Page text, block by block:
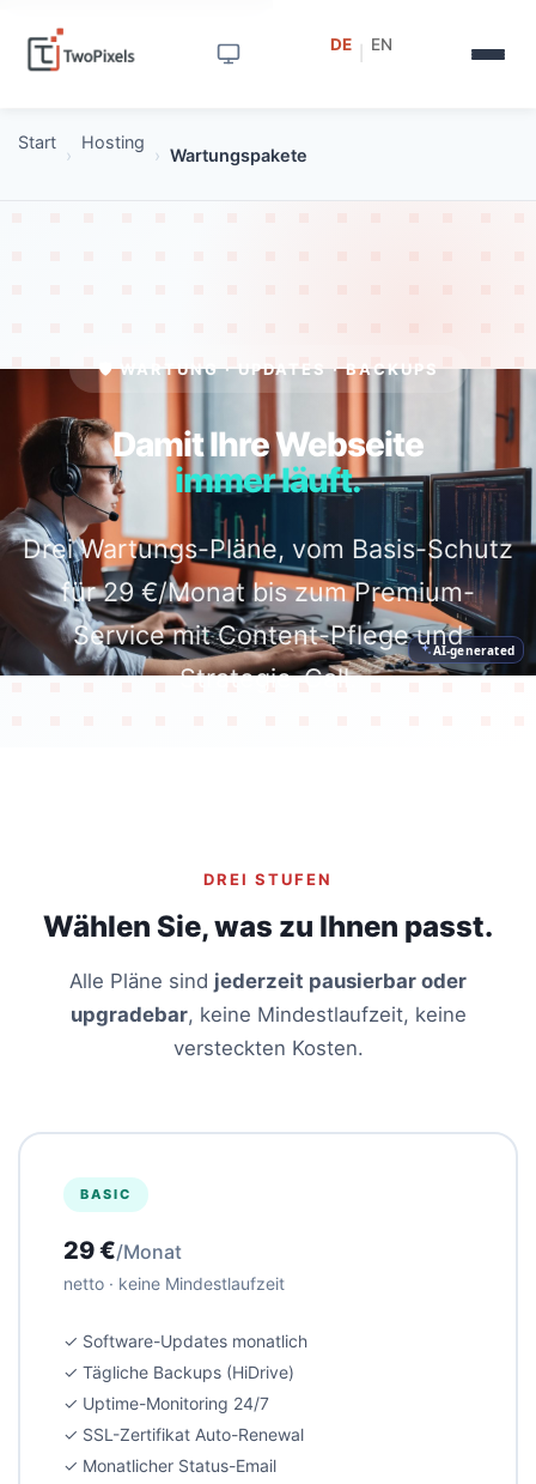
DE EN
Start
›
Hosting
› Wartungspakete
AI-generated
🛡️ WARTUNG · UPDATES · BACKUPS
Damit Ihre Webseite
immer läuft.
Drei Wartungs-Pläne, vom Basis-Schutz
für 29 €/Monat bis zum Premium-
Service mit Content-Pflege und
Strategie-Call.
DREI STUFEN
Wählen Sie, was zu Ihnen passt.
Alle Pläne sind jederzeit pausierbar oder
upgradebar, keine Mindestlaufzeit, keine
versteckten Kosten.
BASIC
29 €/Monat
netto · keine Mindestlaufzeit
✓ Software-Updates monatlich
✓ Tägliche Backups (HiDrive)
✓ Uptime-Monitoring 24/7
✓ SSL-Zertifikat Auto-Renewal
✓ Monatlicher Status-Email